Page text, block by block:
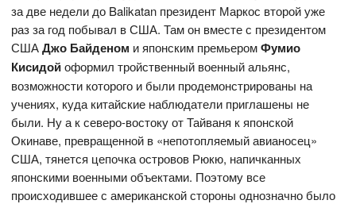
за две недели до Balikatan президент Маркос второй уже
раз за год побывал в США. Там он вместе с президентом
СШАДжо Байденом и японским премьеромФумио
Кисидойоформил тройственный военный альянс,
возможности которого и были продемонстрированы на
учениях, куда китайские наблюдатели приглашены не
были. Ну а к северо-востоку от Тайваня к японской
Окинаве, превращенной в «непотопляемый авианосец»
США, тянется цепочка островов Рюкю, напичканных
японскими военными объектами. Поэтому все
происходившее с американской стороны однозначно было